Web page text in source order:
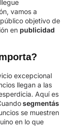
vamos a
objetivo de
en publicidad
excepcional
llegan a las
Aquí es
segmentás
se muestren
en lo que